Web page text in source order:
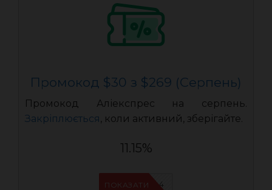
Промокод $30 з $269 (Серпень)
Промокод Аліекспрес на серпень.
Закріплюється, коли активний, зберігайте.
11.15%
IFPDMDL4
ПОКАЗАТИ